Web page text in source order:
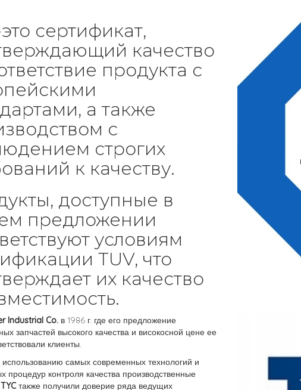
сертификат,
качество
продукта с
а также
с
строгих
к качеству.
доступные в
предложении
условиям
TUV, что
их качество
Industrial Co. в 1986 г. где его предложение
запчастей высокого качества и високосной цене ее
клиенты.
использованию самых современных технологий и
процедур контроля качества производственные
TYCтакже получили доверие ряда ведущих